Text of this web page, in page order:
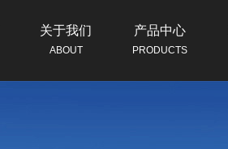
关于我们
ABOUT
产品中心
PRODUCTS